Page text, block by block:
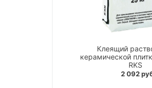
Клеящий
керамической
RKS
2 092